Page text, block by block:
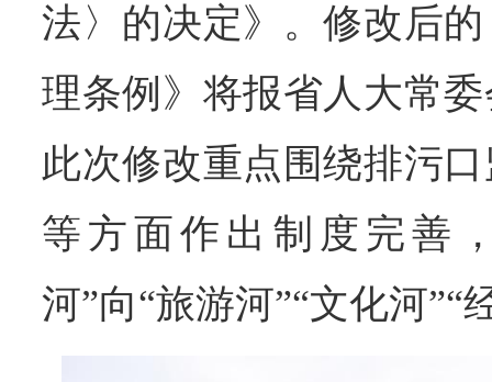
法〉的决定》。修改后
理条例》将报省人大常
此次修改重点围绕排污
等方面作出制度完善
河”向“旅游河”“文化河”“